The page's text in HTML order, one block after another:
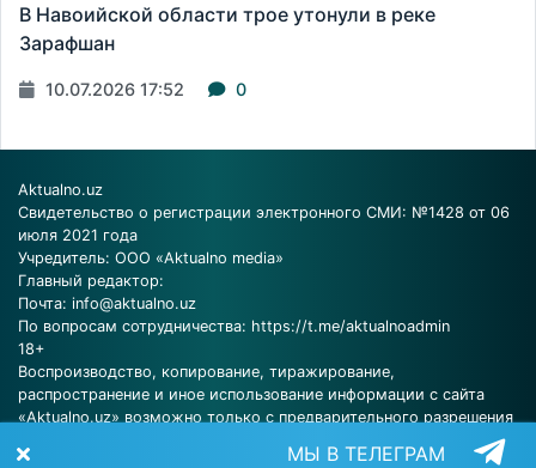
В Навоийской области трое утонули в реке
Зарафшан
10.07.2026 17:52 0
Aktualno.uz
Свидетельство о регистрации электронного СМИ: №1428 от 06
июля 2021 года
Учредитель: ООО «Aktualno media»
Главный редактор:
Почта: info@aktualno.uz
По вопросам сотрудничества: https://t.me/aktualnoadmin
18+
Воспроизводство, копирование, тиражирование,
распространение и иное использование информации с сайта
«Aktualno.uz» возможно только с предварительного разрешения
МЫ В ТЕЛЕГРАМ